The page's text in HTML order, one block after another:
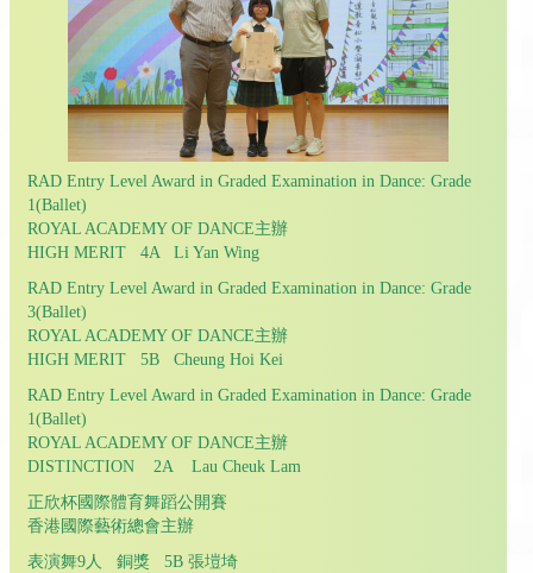
RAD Entry Level Award in Graded Examination in Dance: Grade
1(Ballet)
ROYAL ACADEMY OF DANCE主辦
HIGH MERIT 4A Li Yan Wing
RAD Entry Level Award in Graded Examination in Dance: Grade
3(Ballet)
ROYAL ACADEMY OF DANCE主辦
HIGH MERIT 5B Cheung Hoi Kei
RAD Entry Level Award in Graded Examination in Dance: Grade
1(Ballet)
ROYAL ACADEMY OF DANCE主辦
DISTINCTION 2A Lau Cheuk Lam
正欣杯國際體育舞蹈公開賽
香港國際藝術總會主辦
表演舞9人 銅獎 5B 張塏埼